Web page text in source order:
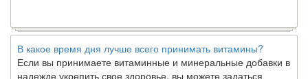
В какое время дня лучше всего принимать витамины?
Если вы принимаете витаминные и минеральные добавки в
надежде укрепить свое здоровье, вы можете задаться